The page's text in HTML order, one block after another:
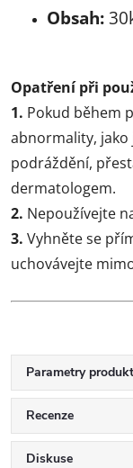
Obsah:
Opatření při
1. Pokud během
abnormality, jako
podráždění,
dermatologem.
2. Nepoužívejte
3. Vyhněte se
uchovávejte
Parametry
Recenze
Diskuse